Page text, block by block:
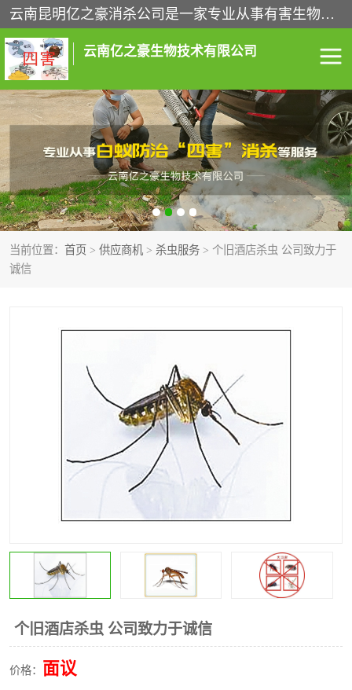
云南昆明亿之豪消杀公司是一家专业从事有害生物防治综合治理的公司，治理服务包括：灭鼠,杀虫,除虫,除蟑螂,白蚁防治,消杀等；安全环保,快速上门,价格透明,完善的售后服务,不影响您的生活工作。
云南亿之豪生物技术有限公司
当前位置： 首页 > 供应商机 > 杀虫服务 > 个旧酒店杀虫 公司致力于
诚信
个旧酒店杀虫 公司致力于诚信
价格： 面议
灭鼠服务 杀虫服务
除虫服务 除蟑螂服务
白蚁防治服务 消杀服务
昆明灭老鼠 昆明灭蟑螂
昆明消毒公司 昆明白蚁防治
昆明灭红火蚁公司 昆明驱蛇公司